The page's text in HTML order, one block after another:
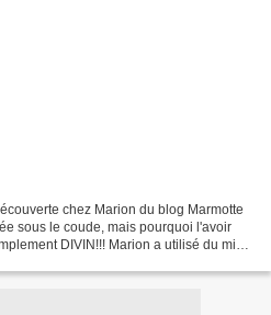
chez Marion du blog Marmotte
sous le coude, mais pourquoi l'avoir
DIVIN!!! Marion a utilisé du miel,